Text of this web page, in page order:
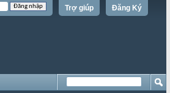
Đăng Ký
Trợ giúp